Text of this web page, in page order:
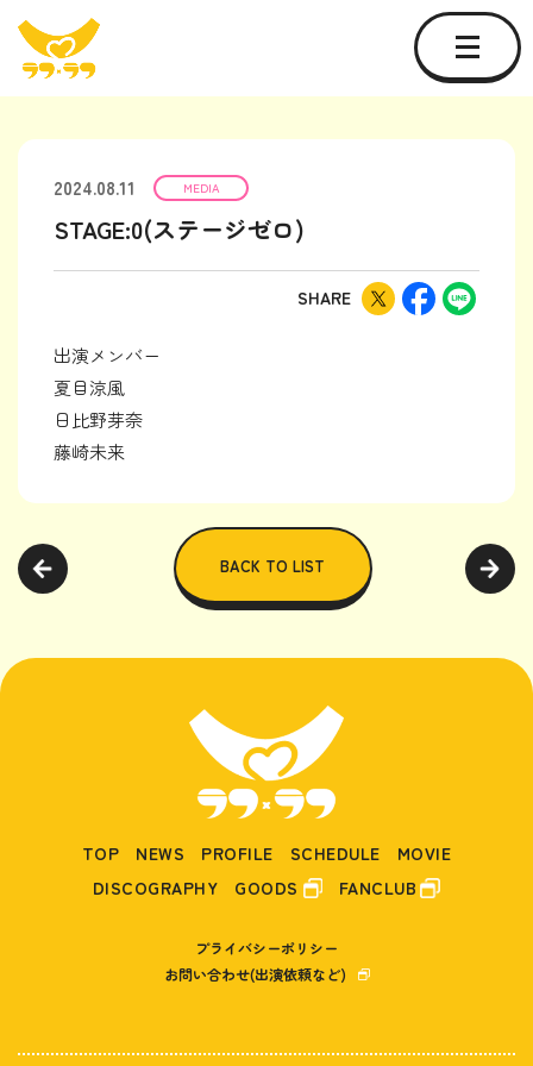
2024.08.11 MEDIA
STAGE:0(ステージゼロ)
SHARE
出演メンバー
夏目涼風
日比野芽奈
藤崎未来
BACK TO LIST
TOP NEWS PROFILE SCHEDULE
MOVIE
DISCOGRAPHY
GOODS FANCLUB
プライバシーポリシー
お問い合わせ(出演依頼など)